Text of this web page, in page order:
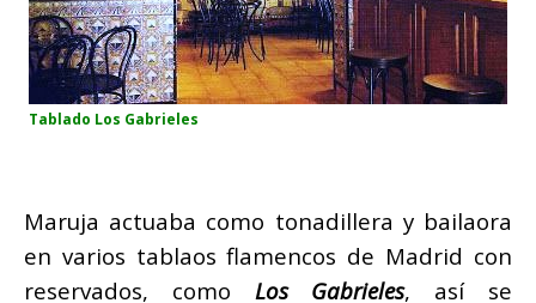
Tablado Los Gabrieles
Maruja actuaba como tonadillera y bailaora
en varios tablaos flamencos de Madrid con
reservados, como Los Gabrieles, así se